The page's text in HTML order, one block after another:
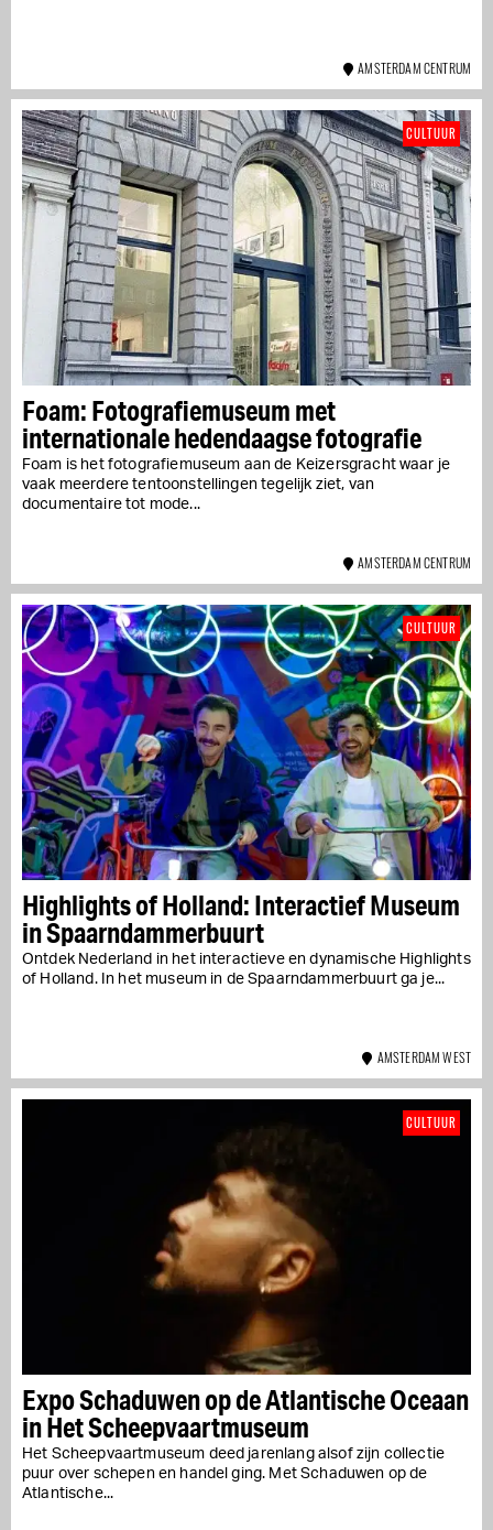
AMSTERDAM CENTRUM
Foam: Fotografiemuseum met
internationale hedendaagse fotografie
Foam is het fotografiemuseum aan de Keizersgracht waar je
vaak meerdere tentoonstellingen tegelijk ziet, van
documentaire tot mode...
CULTUUR
AMSTERDAM CENTRUM
Highlights of Holland: Interactief Museum
in Spaarndammerbuurt
Ontdek Nederland in het interactieve en dynamische Highlights
of Holland. In het museum in de Spaarndammerbuurt ga je...
CULTUUR
AMSTERDAM WEST
Expo Schaduwen op de Atlantische Oceaan
in Het Scheepvaartmuseum
Het Scheepvaartmuseum deed jarenlang alsof zijn collectie
puur over schepen en handel ging. Met Schaduwen op de
Atlantische...
CULTUUR